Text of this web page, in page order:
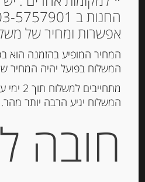
₪ 42.00
מחיר ל 100 גרם: 16.80 ש"ח
הוספה לסל
מק"ט:
8000571031719
מתוקים
אפשרות ומחיר של
המחיר המופיע בהזמנה הוא
המשלוח בפועל יהיה המחיר
המשלוח יגיע הרבה יותר מהר.
חובה